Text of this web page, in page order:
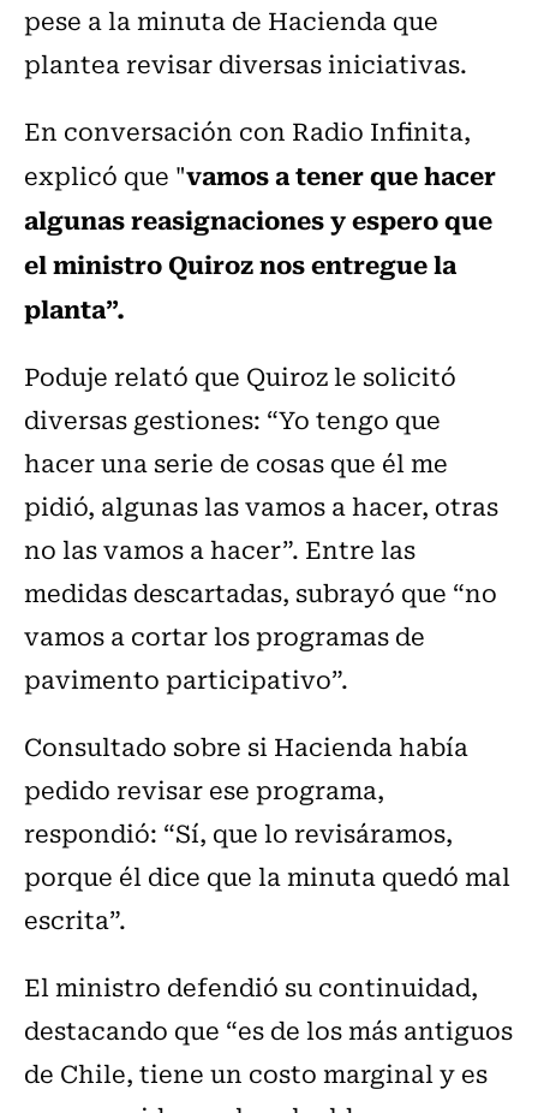
pese a la minuta de Hacienda que
plantea revisar diversas iniciativas.
En conversación con Radio Infinita,
explicó que "vamos a tener que hacer
algunas reasignaciones y espero que
el ministro Quiroz nos entregue la
planta”.
Poduje relató que Quiroz le solicitó
diversas gestiones: “Yo tengo que
hacer una serie de cosas que él me
pidió, algunas las vamos a hacer, otras
no las vamos a hacer”. Entre las
medidas descartadas, subrayó que “no
vamos a cortar los programas de
pavimento participativo”.
Consultado sobre si Hacienda había
pedido revisar ese programa,
respondió: “Sí, que lo revisáramos,
porque él dice que la minuta quedó mal
escrita”.
El ministro defendió su continuidad,
destacando que “es de los más antiguos
de Chile, tiene un costo marginal y es